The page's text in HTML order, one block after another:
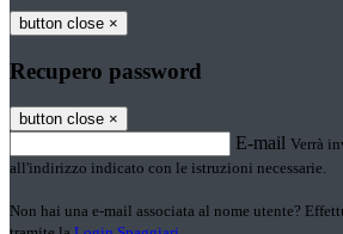
button close ×
Recupero password
button close ×
E-mail Verrà
all'indirizzo indicato con le istruzioni necessarie.
Non hai una e-mail associata al nome utente?